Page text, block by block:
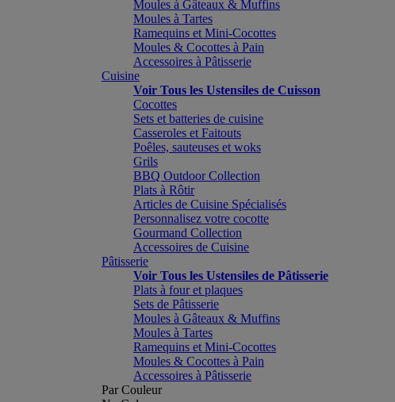
Moules à Gâteaux & Muffins
Moules à Tartes
Ramequins et Mini-Cocottes
Moules & Cocottes à Pain
Accessoires à Pâtisserie
Cuisine
Voir Tous les Ustensiles de Cuisson
Cocottes
Sets et batteries de cuisine
Casseroles et Faitouts
Poêles, sauteuses et woks
Grils
BBQ Outdoor Collection
Plats à Rôtir
Articles de Cuisine Spécialisés
Personnalisez votre cocotte
Gourmand Collection
Accessoires de Cuisine
Pâtisserie
Voir Tous les Ustensiles de Pâtisserie
Plats à four et plaques
Sets de Pâtisserie
Moules à Gâteaux & Muffins
Moules à Tartes
Ramequins et Mini-Cocottes
Moules & Cocottes à Pain
Accessoires à Pâtisserie
Par Couleur